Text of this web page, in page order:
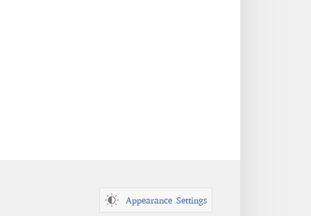
Appearance Settings